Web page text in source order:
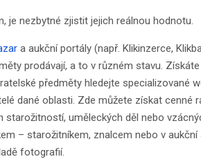
je nezbytné zjistit jejich reálnou hodnotu.
a aukční portály (např. Klikinzerce,
prodávají, a to v různém stavu.
předměty hledejte specializované
dané oblasti. Zde můžete získat cenné
starožitností, uměleckých děl nebo
– starožitníkem, znalcem nebo v aukční
fotografií.